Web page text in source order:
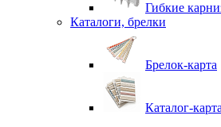
Гибкие
Каталоги, брелки
Брелок-карта
Каталог-карта